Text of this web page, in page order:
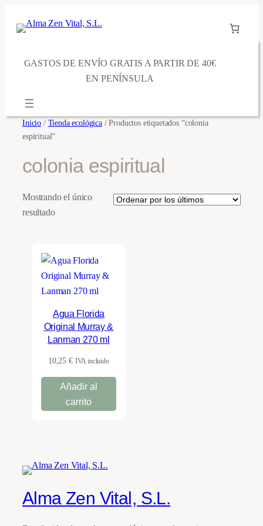
GASTOS DE ENVÍO GRATIS A PARTIR DE 40€
EN PENÍNSULA
Inicio / Tienda ecológica/ Productos etiquetados “colonia
espiritual”
colonia espiritual
Mostrando el único
resultado
Agua Florida
Original Murray &
Lanman 270 ml
10,25€ IVA incluido
Añadir al
carrito
Alma Zen Vital, S.L.